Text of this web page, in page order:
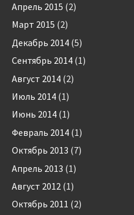
Апрель 2015 (2)
Март 2015 (2)
Декабрь 2014 (5)
Сентябрь 2014 (1)
Август 2014 (2)
Июль 2014 (1)
Июнь 2014 (1)
Февраль 2014 (1)
Октябрь 2013 (7)
Апрель 2013 (1)
Август 2012 (1)
Октябрь 2011 (2)